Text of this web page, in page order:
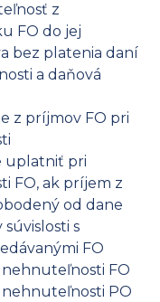
z
FO do jej
bez platenia daní
a daňová
z príjmov FO pri
uplatniť pri
FO, ak príjem z
od dane
s
FO
FO
nehnuteľnosti PO